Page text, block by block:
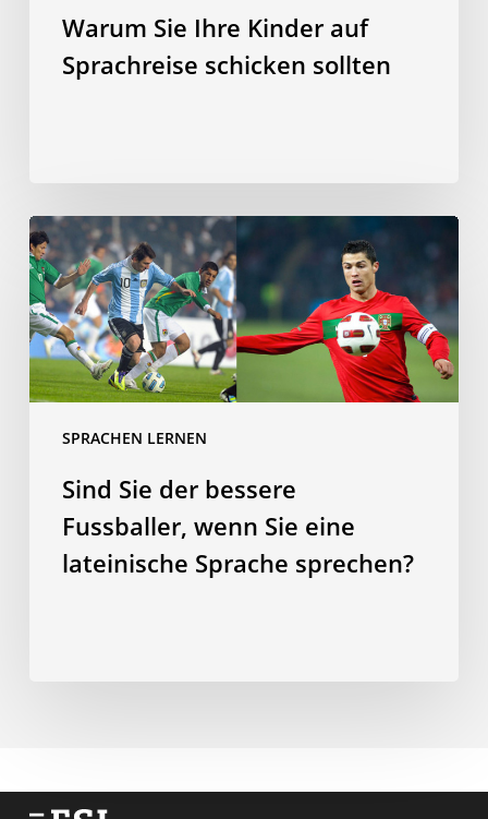
Warum Sie Ihre Kinder auf
Sprachreise schicken sollten
SPRACHEN LERNEN
Sind
Sie
der
bessere
Fussballer,
wenn
Sie
SpracheSind Sie der bessere
Fussballer, wenn Sie eine
lateinische Sprache sprechen?